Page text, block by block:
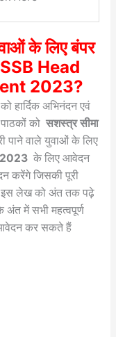
के लिए बंपर
SSB Head
2023?
हार्दिक अभिनंदन एवं
को सशस्त्र सीमा
पाने वाले युवाओं के लिए
के लिए आवेदन
करेंगे जिसकी पूरी
इस लेख को अंत तक पढ़े
में सभी महत्वपूर्ण
आवेदन कर सकते हैं